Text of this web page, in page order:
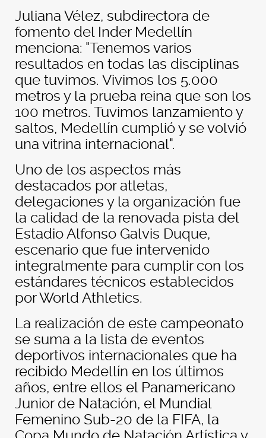
Juliana Vélez, subdirectora de
fomento del Inder Medellín
menciona: "Tenemos varios
resultados en todas las disciplinas
que tuvimos. Vivimos los 5.000
metros y la prueba reina que son los
100 metros. Tuvimos lanzamiento y
saltos, Medellín cumplió y se volvió
una vitrina internacional".
Uno de los aspectos más
destacados por atletas,
delegaciones y la organización fue
la calidad de la renovada pista del
Estadio Alfonso Galvis Duque,
escenario que fue intervenido
integralmente para cumplir con los
estándares técnicos establecidos
por World Athletics.
La realización de este campeonato
se suma a la lista de eventos
deportivos internacionales que ha
recibido Medellín en los últimos
años, entre ellos el Panamericano
Junior de Natación, el Mundial
Femenino Sub-20 de la FIFA, la